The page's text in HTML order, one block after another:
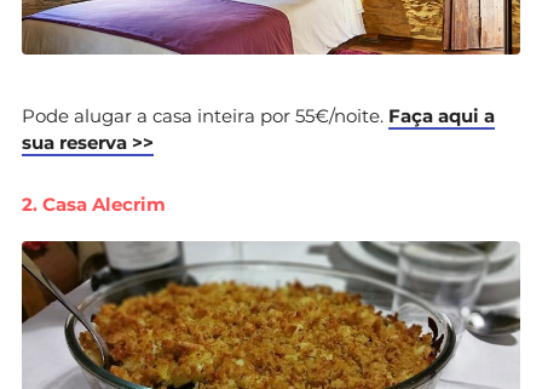
Pode alugar a casa inteira por 55€/noite. Faça aqui a
sua reserva >>
2. Casa Alecrim